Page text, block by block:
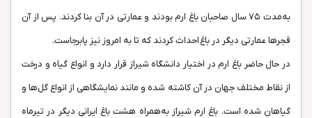
به‌مدت ۷۵ سال صاحبان باغ ارم بودند و عمارتی در آن بنا کردند. پس از آن
قجرها عمارتی دیگر در باغ احداث کردند که تا به امروز نیز پابرجاست.
در حال حاضر باغ ارم در اختیار دانشگاه شیراز قرار دارد و انواع گیاه و درخت
از نقاط مختلف جهان در آن کاشته شده و مانند نمایشگاهی از انواع گل‌ها و
گیاهان شده است. باغ ارم شیراز به‌همراه هشت باغ ایرانی دیگر در تیرماه